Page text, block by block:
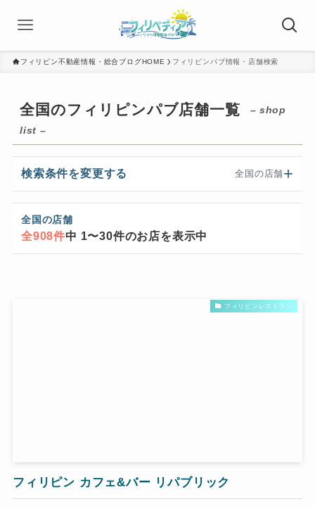
フィリピン不動産情報・総合ブログHOME フィリピンパブ情報・店舗検索
全国のフィリピンパブ店舗一覧
– shop
list –
検索条件を変更する 全国の店舗
全国の店舗
全908件中 1〜30件のお店を表示中
フィリピンレストラン
フィリピン カフェ&バー リパブリック